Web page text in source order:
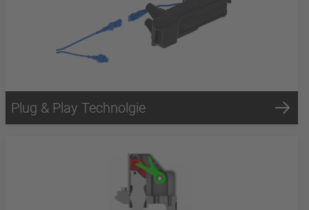
Plug & Play Technolgie